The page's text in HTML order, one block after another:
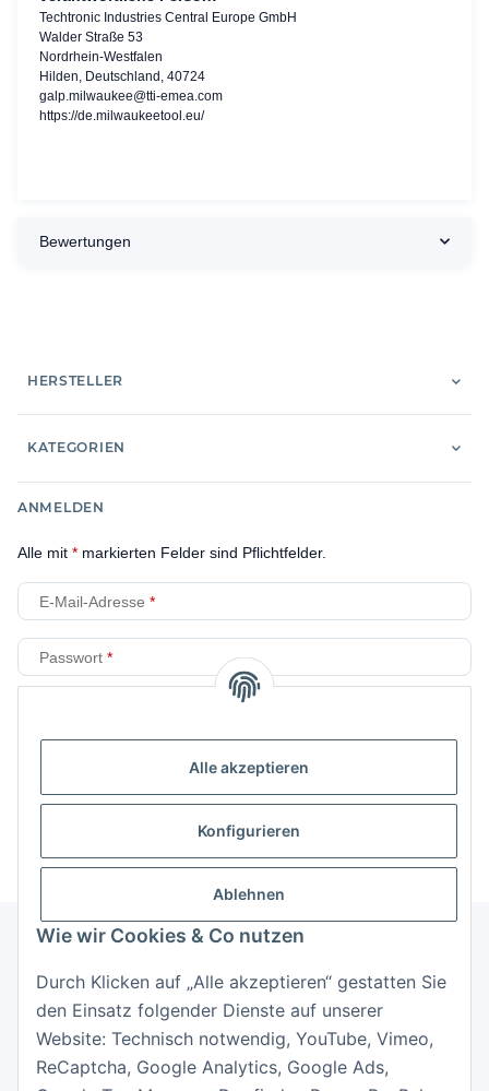
Alle akzeptieren
Konfigurieren
Ablehnen
Wie wir Cookies & Co nutzen
Durch Klicken auf „Alle akzeptieren“ gestatten Sie
den Einsatz folgender Dienste auf unserer
Website: Technisch notwendig, YouTube, Vimeo,
ReCaptcha, Google Analytics, Google Ads,
Techtronic Industries Central Europe GmbH
Walder Straße 53
Nordrhein-Westfalen
Hilden, Deutschland, 40724
galp.milwaukee@tti-emea.com
https://de.milwaukeetool.eu/
Bewertungen
HERSTELLER
KATEGORIEN
ANMELDEN
Alle mit * markierten Felder sind Pflichtfelder.
E-Mail-Adresse
Passwort
Neu hier? Jetzt registrieren!
Informationen
Gesetzliche Informationen